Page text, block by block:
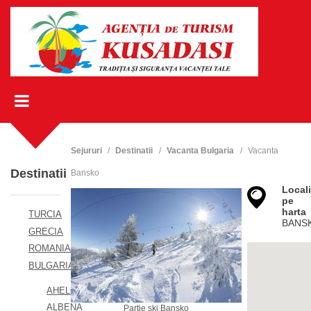
Destinatii
TURCIA
GRECIA
ROMANIA
BULGARIA
AHELOY
ALBENA
Sejururi Destinatii Vacanta Bulgaria Vacanta
Bansko
Partie ski Bansko
pe
harta